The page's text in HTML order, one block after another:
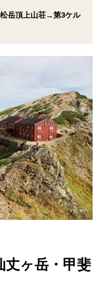
岳頂上山荘→第3ケル
丈ヶ岳・甲斐